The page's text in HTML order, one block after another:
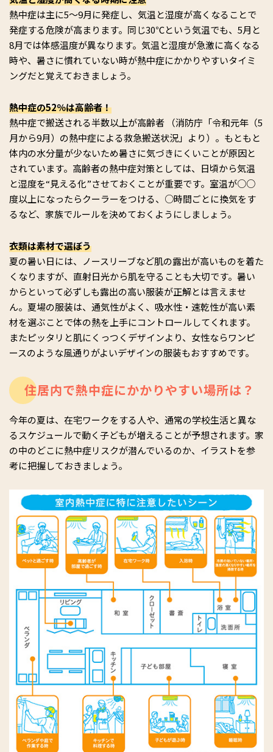
熱中症は主に5～9月に発症し、気温と湿度が高くなることで
発症する危険が高まります。同じ30℃という気温でも、5月と
8月では体感温度が異なります。気温と湿度が急激に高くなる
時や、暑さに慣れていない時が熱中症にかかりやすいタイミ
ングだと覚えておきましょう。
熱中症の52％は高齢者！
熱中症で搬送される半数以上が高齢者 （消防庁「令和元年（5
月から9月）の熱中症による救急搬送状況」より）。もともと
体内の水分量が少ないため暑さに気づきにくいことが原因と
されています。高齢者の熱中症対策としては、日頃から気温
と湿度を“見える化”させておくことが重要です。室温が○○
度以上になったらクーラーをつける、○時間ごとに換気をす
るなど、家族でルールを決めておくようにしましょう。
衣類は素材で選ぼう
夏の暑い日には、ノースリーブなど肌の露出が高いものを着た
くなりますが、直射日光から肌を守ることも大切です。暑い
からといって必ずしも露出の高い服装が正解とは言えませ
ん。夏場の服装は、通気性がよく、吸水性・速乾性が高い素
材を選ぶことで体の熱を上手にコントロールしてくれます。
またピッタリと肌にくっつくデザインより、女性ならワンピ
ースのような風通りがよいデザインの服装もおすすめです。
住居内で熱中症にかかりやすい場所は？
今年の夏は、在宅ワークをする人や、通常の学校生活と異な
るスケジュールで動く子どもが増えることが予想されます。家
の中のどこに熱中症リスクが潜んでいるのか、イラストを参
考に把握しておきましょう。